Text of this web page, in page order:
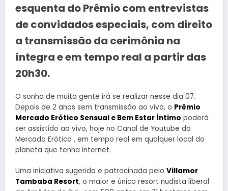
esquenta do Prêmio com entrevistas
de convidados especiais, com direito
a transmissão da cerimônia na
íntegra e em tempo real a partir das
20h30.
O sonho de muita gente irá se realizar nesse dia 07.
Depois de 2 anos sem transmissão ao vivo, o Prêmio
Mercado Erótico Sensual e Bem Estar Íntimo poderá
ser assistido ao vivo, hoje no Canal de Youtube do
Mercado Erótico , em tempo real em qualquer local do
planeta que tenha internet.
Uma iniciativa sugerida e patrocinada pelo Villamor
Tambaba Resort, o maior e único resort nudista liberal